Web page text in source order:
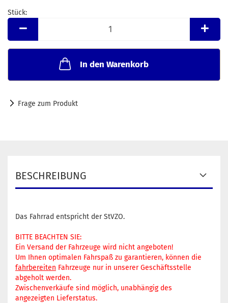
Stück:
Stück
In den Warenkorb
Frage zum Produkt
BESCHREIBUNG
Das Fahrrad entspricht der StVZO.
BITTE BEACHTEN SIE:
Ein Versand der Fahrzeuge wird nicht angeboten!
Um Ihnen optimalen Fahrspaß zu garantieren, können die
fahrbereiten Fahrzeuge nur in unserer Geschäftsstelle
abgeholt werden.
Zwischenverkäufe sind möglich, unabhängig des
angezeigten Lieferstatus.